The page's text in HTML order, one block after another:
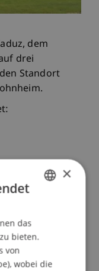
dem
drei
Standort
×
das
bieten.
von
wobei die